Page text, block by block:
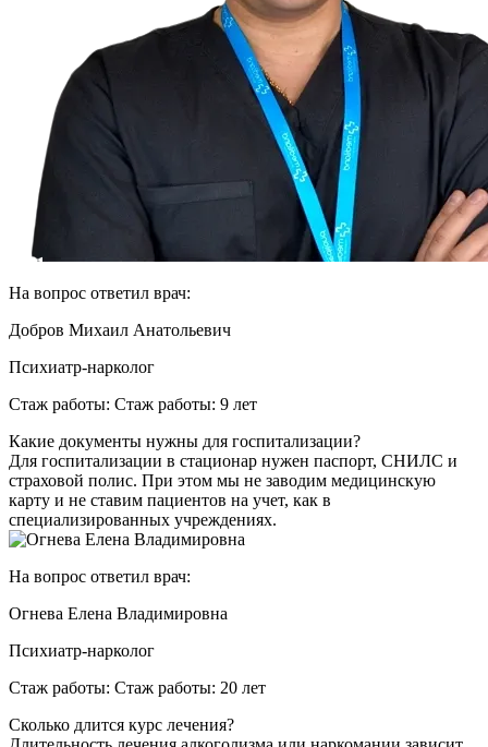
На вопрос ответил врач:
Добров Михаил Анатольевич
Психиатр-нарколог
Стаж работы: Стаж работы: 9 лет
Какие документы нужны для госпитализации?
Для госпитализации в стационар нужен паспорт, СНИЛС и
страховой полис. При этом мы не заводим медицинскую
карту и не ставим пациентов на учет, как в
специализированных учреждениях.
На вопрос ответил врач:
Огнева Елена Владимировна
Психиатр-нарколог
Стаж работы: Стаж работы: 20 лет
Сколько длится курс лечения?